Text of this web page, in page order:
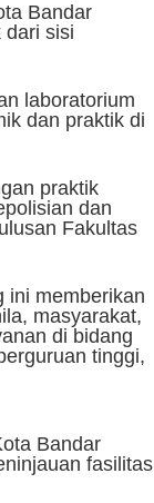
Bandar
dari sisi
laboratorium
dan praktik di
praktik
dan
Fakultas
ini memberikan
masyarakat,
di bidang
tinggi,
Bandar
fasilitas